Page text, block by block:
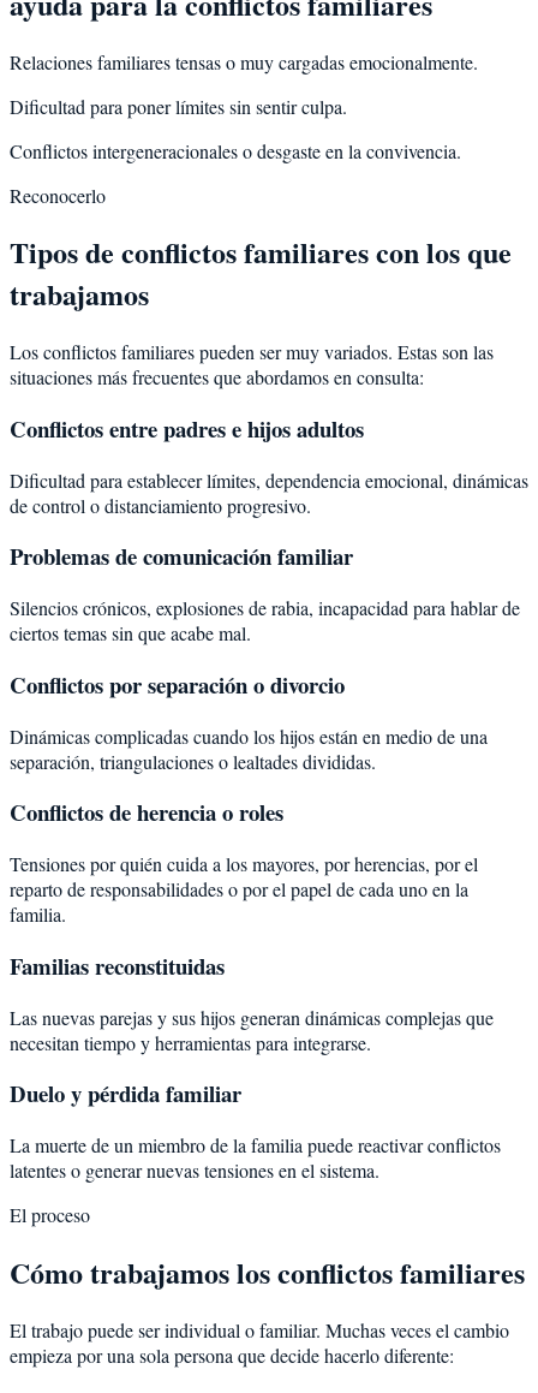
Relaciones familiares tensas o muy cargadas emocionalmente.
Dificultad para poner límites sin sentir culpa.
Conflictos intergeneracionales o desgaste en la convivencia.
Reconocerlo
Tipos de conflictos familiares con los que
trabajamos
Los conflictos familiares pueden ser muy variados. Estas son las
situaciones más frecuentes que abordamos en consulta:
Conflictos entre padres e hijos adultos
Dificultad para establecer límites, dependencia emocional, dinámicas
de control o distanciamiento progresivo.
Problemas de comunicación familiar
Silencios crónicos, explosiones de rabia, incapacidad para hablar de
ciertos temas sin que acabe mal.
Conflictos por separación o divorcio
Dinámicas complicadas cuando los hijos están en medio de una
separación, triangulaciones o lealtades divididas.
Conflictos de herencia o roles
Tensiones por quién cuida a los mayores, por herencias, por el
reparto de responsabilidades o por el papel de cada uno en la
familia.
Familias reconstituidas
Las nuevas parejas y sus hijos generan dinámicas complejas que
necesitan tiempo y herramientas para integrarse.
Duelo y pérdida familiar
La muerte de un miembro de la familia puede reactivar conflictos
latentes o generar nuevas tensiones en el sistema.
El proceso
Cómo trabajamos los conflictos familiares
El trabajo puede ser individual o familiar. Muchas veces el cambio
empieza por una sola persona que decide hacerlo diferente: